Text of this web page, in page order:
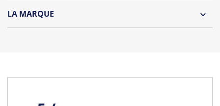
LA MARQUE
cool et originaux.
Tous les produits de la marque